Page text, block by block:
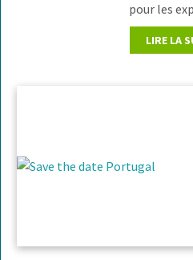
pour les
LIRE LA